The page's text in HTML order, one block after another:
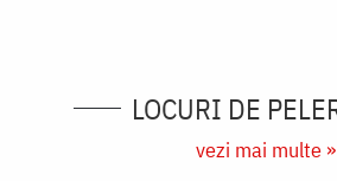
LOCURI DE
vezi mai multe »